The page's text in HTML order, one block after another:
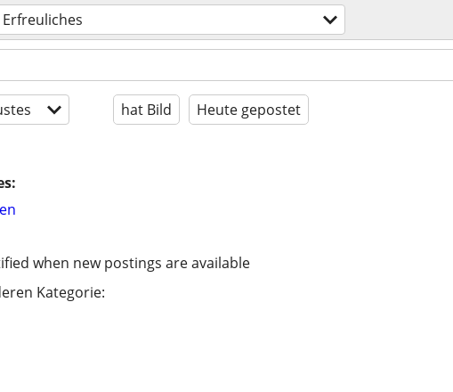
Erfreuliches
hat Bild Heute gepostet
when new postings are available
Kategorie: